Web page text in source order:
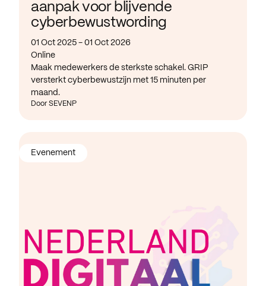
aanpak voor blijvende
cyberbewustwording
01 Oct 2025 - 01 Oct 2026
Online
Maak medewerkers de sterkste schakel. GRIP
versterkt cyberbewustzijn met 15 minuten per
maand.
Door SEVENP
Evenement